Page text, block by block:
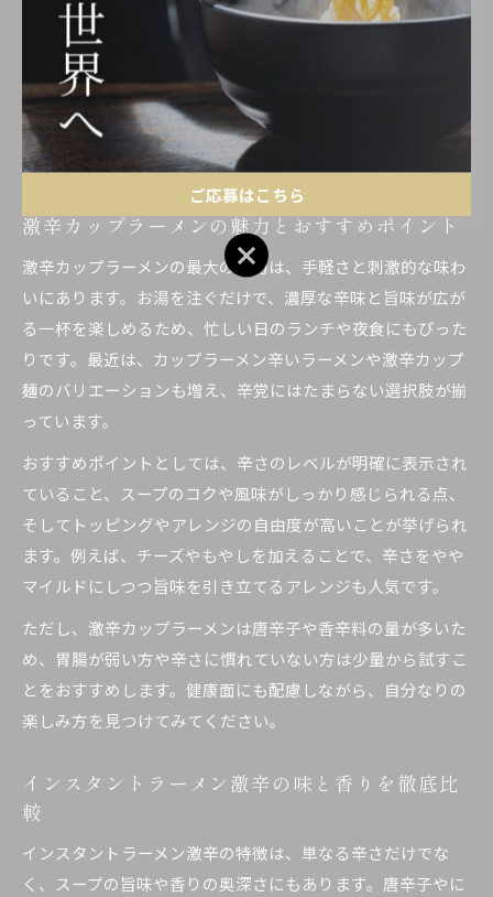
を加えることで辛さの調整や味変も楽しめます。
注意点として、激辛系は胃腸への負担が大きくなることもあ
るため、体調や食事のタイミングに配慮することが重要で
す。口コミやランキングも参考にしつつ、安全に美味しく楽
しむ工夫を心がけましょう。
激辛カップラーメンの魅力とおすすめポイント
激辛カップラーメンの最大の魅力は、手軽さと刺激的な味わ
いにあります。お湯を注ぐだけで、濃厚な辛味と旨味が広が
る一杯を楽しめるため、忙しい日のランチや夜食にもぴった
りです。最近は、カップラーメン辛いラーメンや激辛カップ
麺のバリエーションも増え、辛党にはたまらない選択肢が揃
っています。
おすすめポイントとしては、辛さのレベルが明確に表示され
ていること、スープのコクや風味がしっかり感じられる点、
そしてトッピングやアレンジの自由度が高いことが挙げられ
ます。例えば、チーズやもやしを加えることで、辛さをやや
マイルドにしつつ旨味を引き立てるアレンジも人気です。
ただし、激辛カップラーメンは唐辛子や香辛料の量が多いた
め、胃腸が弱い方や辛さに慣れていない方は少量から試すこ
とをおすすめします。健康面にも配慮しながら、自分なりの
楽しみ方を見つけてみてください。
インスタントラーメン激辛の味と香りを徹底比
較
インスタントラーメン激辛の特徴は、単なる辛さだけでな
く、スープの旨味や香りの奥深さにもあります。唐辛子やに
ご応募はこちら
ご応募はこちら